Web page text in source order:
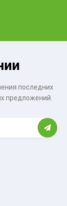
последних
предложений.